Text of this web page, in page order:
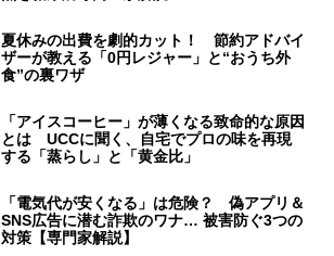
夏休みの出費を劇的カット！ 節約アドバイ
ザーが教える「0円レジャー」と“おうち外
食”の裏ワザ
「アイスコーヒー」が薄くなる致命的な原因
とは UCCに聞く、自宅でプロの味を再現
する「蒸らし」と「黄金比」
「電気代が安くなる」は危険？ 偽アプリ＆
SNS広告に潜む詐欺のワナ… 被害防ぐ3つの
対策【専門家解説】